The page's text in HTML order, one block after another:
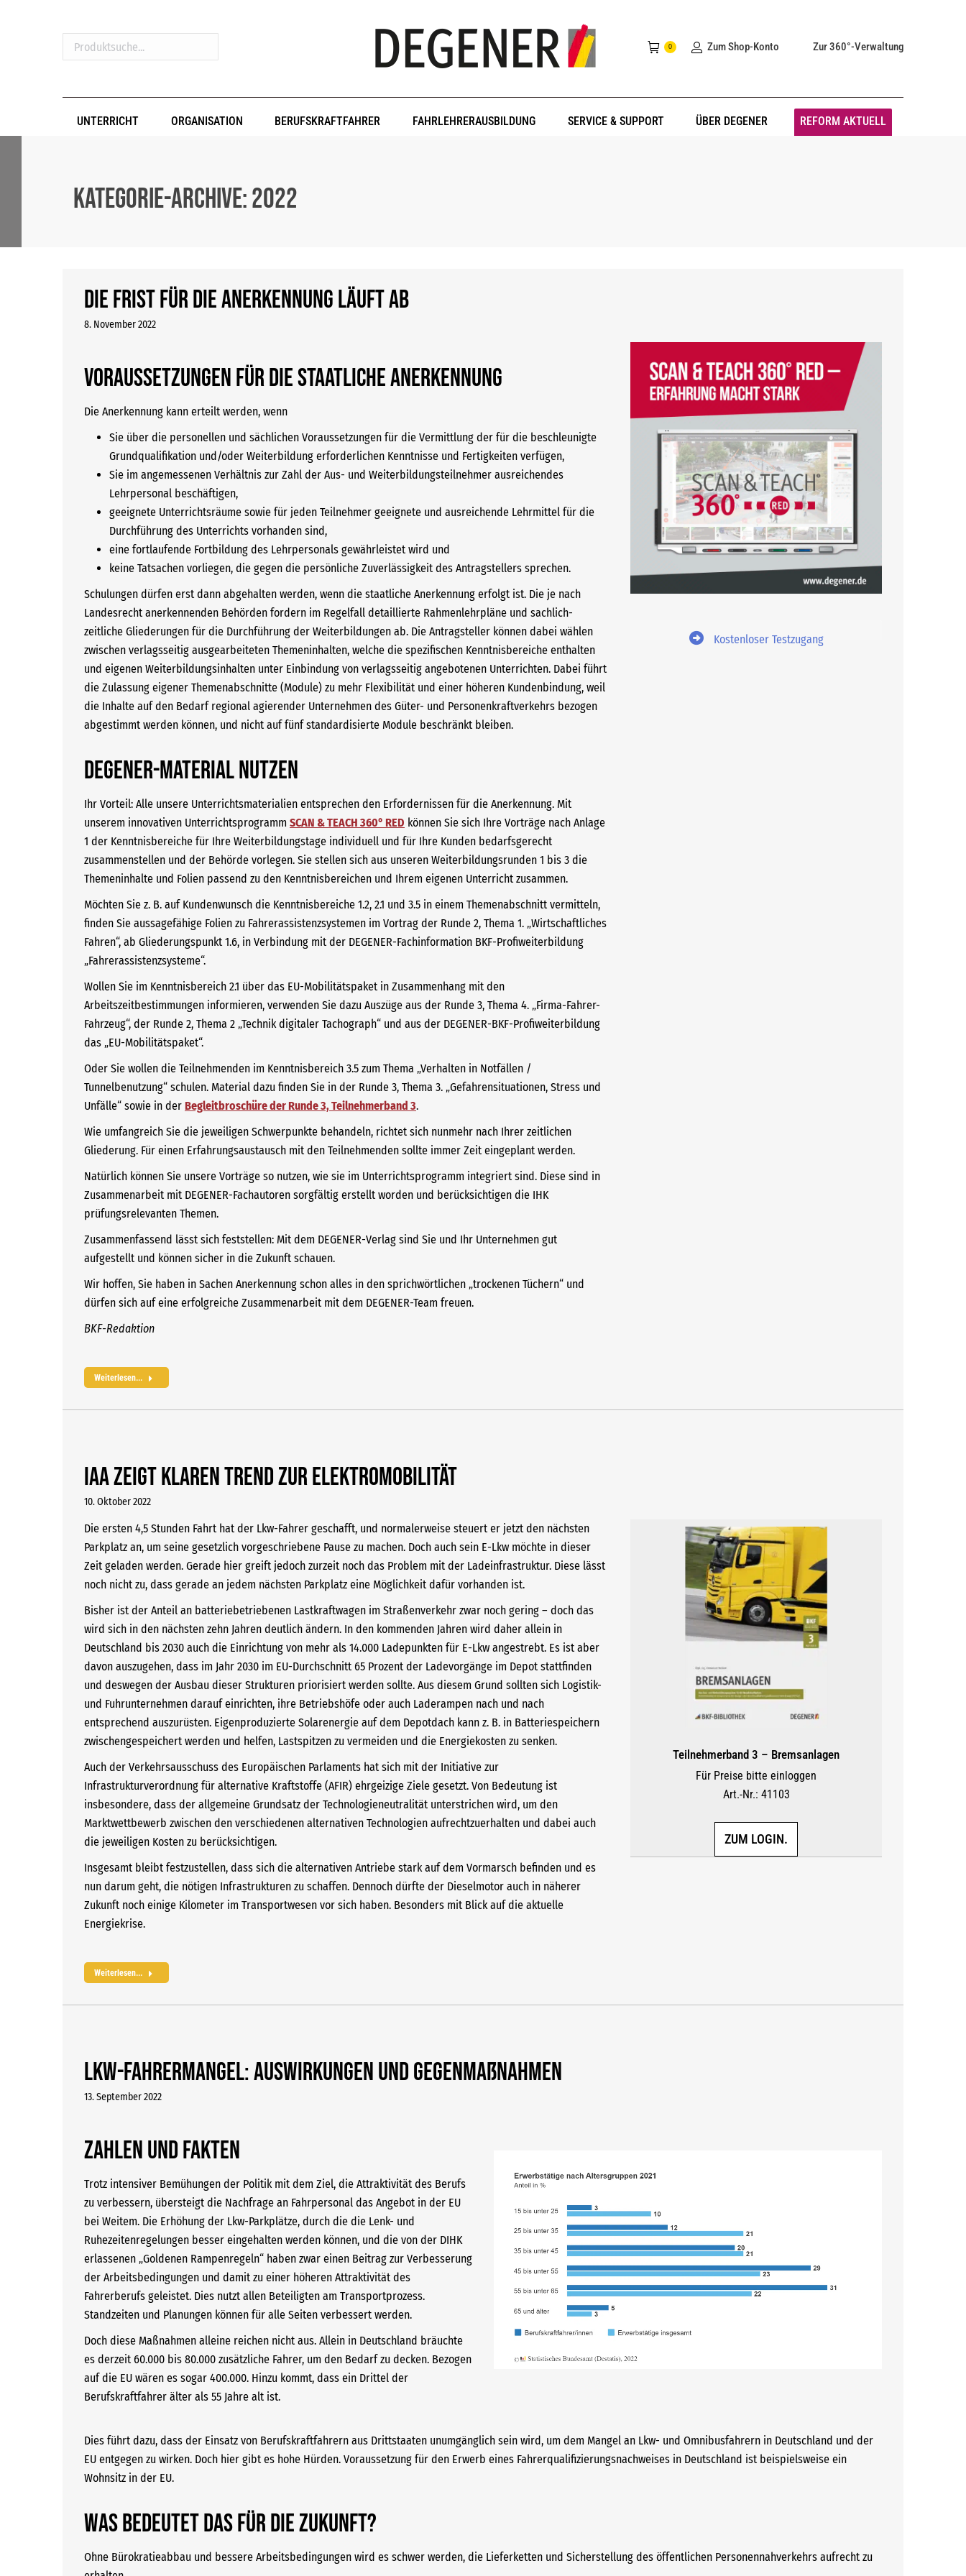
Produktsuche...
0 Zum Shop-Konto Zur 360°-Verwaltung
UNTERRICHT ORGANISATION BERUFSKRAFTFAHRER FAHRLEHRERAUSBILDUNG SERVICE & SUPPORT ÜBER DEGENER REFORM AKTUELL
Kategorie-Archive:2022
Die Frist für die Anerkennung läuft ab
8. November 2022
Voraussetzungen für die staatliche Anerkennung
Die Anerkennung kann erteilt werden, wenn
Sie über die personellen und sächlichen Voraussetzungen für die Vermittlung der für die beschleunigte
Grundqualifikation und/oder Weiterbildung erforderlichen Kenntnisse und Fertigkeiten verfügen,
Sie im angemessenen Verhältnis zur Zahl der Aus- und Weiterbildungsteilnehmer ausreichendes
Lehrpersonal beschäftigen,
geeignete Unterrichtsräume sowie für jeden Teilnehmer geeignete und ausreichende Lehrmittel für die
Durchführung des Unterrichts vorhanden sind,
eine fortlaufende Fortbildung des Lehrpersonals gewährleistet wird und
keine Tatsachen vorliegen, die gegen die persönliche Zuverlässigkeit des Antragstellers sprechen.
Schulungen dürfen erst dann abgehalten werden, wenn die staatliche Anerkennung erfolgt ist. Die je nach
Landesrecht anerkennenden Behörden fordern im Regelfall detaillierte Rahmenlehrpläne und sachlich-
zeitliche Gliederungen für die Durchführung der Weiterbildungen ab. Die Antragsteller können dabei wählen
zwischen verlagsseitig ausgearbeiteten Themeninhalten, welche die spezifischen Kenntnisbereiche enthalten
und eigenen Weiterbildungsinhalten unter Einbindung von verlagsseitig angebotenen Unterrichten. Dabei führt
die Zulassung eigener Themenabschnitte (Module) zu mehr Flexibilität und einer höheren Kundenbindung, weil
die Inhalte auf den Bedarf regional agierender Unternehmen des Güter- und Personenkraftverkehrs bezogen
abgestimmt werden können, und nicht auf fünf standardisierte Module beschränkt bleiben.
DEGENER-Material nutzen
Ihr Vorteil: Alle unsere Unterrichtsmaterialien entsprechen den Erfordernissen für die Anerkennung. Mit
unserem innovativen Unterrichtsprogramm SCAN & TEACH 360° RED können Sie sich Ihre Vorträge nach Anlage
1 der Kenntnisbereiche für Ihre Weiterbildungstage individuell und für Ihre Kunden bedarfsgerecht
zusammenstellen und der Behörde vorlegen. Sie stellen sich aus unseren Weiterbildungsrunden 1 bis 3 die
Themeninhalte und Folien passend zu den Kenntnisbereichen und Ihrem eigenen Unterricht zusammen.
Möchten Sie z. B. auf Kundenwunsch die Kenntnisbereiche 1.2, 2.1 und 3.5 in einem Themenabschnitt vermitteln,
finden Sie aussagefähige Folien zu Fahrerassistenzsystemen im Vortrag der Runde 2, Thema 1. „Wirtschaftliches
Fahren“, ab Gliederungspunkt 1.6, in Verbindung mit der DEGENER-Fachinformation BKF-Profiweiterbildung
„Fahrerassistenzsysteme“.
Wollen Sie im Kenntnisbereich 2.1 über das EU-Mobilitätspaket in Zusammenhang mit den
Arbeitszeitbestimmungen informieren, verwenden Sie dazu Auszüge aus der Runde 3, Thema 4. „Firma-Fahrer-
Fahrzeug“, der Runde 2, Thema 2 „Technik digitaler Tachograph“ und aus der DEGENER-BKF-Profiweiterbildung
das „EU-Mobilitätspaket“.
Oder Sie wollen die Teilnehmenden im Kenntnisbereich 3.5 zum Thema „Verhalten in Notfällen /
Tunnelbenutzung“ schulen. Material dazu finden Sie in der Runde 3, Thema 3. „Gefahrensituationen, Stress und
Unfälle“ sowie in der Begleitbroschüre der Runde 3, Teilnehmerband 3.
Wie umfangreich Sie die jeweiligen Schwerpunkte behandeln, richtet sich nunmehr nach Ihrer zeitlichen
Gliederung. Für einen Erfahrungsaustausch mit den Teilnehmenden sollte immer Zeit eingeplant werden.
Natürlich können Sie unsere Vorträge so nutzen, wie sie im Unterrichtsprogramm integriert sind. Diese sind in
Zusammenarbeit mit DEGENER-Fachautoren sorgfältig erstellt worden und berücksichtigen die IHK
prüfungsrelevanten Themen.
Zusammenfassend lässt sich feststellen: Mit dem DEGENER-Verlag sind Sie und Ihr Unternehmen gut
aufgestellt und können sicher in die Zukunft schauen.
Wir hoffen, Sie haben in Sachen Anerkennung schon alles in den sprichwörtlichen „trockenen Tüchern“ und
dürfen sich auf eine erfolgreiche Zusammenarbeit mit dem DEGENER-Team freuen.
BKF-Redaktion
Kostenloser Testzugang
Weiterlesen...
IAA zeigt klaren Trend zur Elektromobilität
10. Oktober 2022
Die ersten 4,5 Stunden Fahrt hat der Lkw-Fahrer geschafft, und normalerweise steuert er jetzt den nächsten
Parkplatz an, um seine gesetzlich vorgeschriebene Pause zu machen. Doch auch sein E-Lkw möchte in dieser
Zeit geladen werden. Gerade hier greift jedoch zurzeit noch das Problem mit der Ladeinfrastruktur. Diese lässt
noch nicht zu, dass gerade an jedem nächsten Parkplatz eine Möglichkeit dafür vorhanden ist.
Bisher ist der Anteil an batteriebetriebenen Lastkraftwagen im Straßenverkehr zwar noch gering – doch das
wird sich in den nächsten zehn Jahren deutlich ändern. In den kommenden Jahren wird daher allein in
Deutschland bis 2030 auch die Einrichtung von mehr als 14.000 Ladepunkten für E-Lkw angestrebt. Es ist aber
davon auszugehen, dass im Jahr 2030 im EU-Durchschnitt 65 Prozent der Ladevorgänge im Depot stattfinden
und deswegen der Ausbau dieser Strukturen priorisiert werden sollte. Aus diesem Grund sollten sich Logistik-
und Fuhrunternehmen darauf einrichten, ihre Betriebshöfe oder auch Laderampen nach und nach
entsprechend auszurüsten. Eigenproduzierte Solarenergie auf dem Depotdach kann z. B. in Batteriespeichern
zwischengespeichert werden und helfen, Lastspitzen zu vermeiden und die Energiekosten zu senken.
Auch der Verkehrsausschuss des Europäischen Parlaments hat sich mit der Initiative zur
Infrastrukturverordnung für alternative Kraftstoffe (AFIR) ehrgeizige Ziele gesetzt. Von Bedeutung ist
insbesondere, dass der allgemeine Grundsatz der Technologieneutralität unterstrichen wird, um den
Marktwettbewerb zwischen den verschiedenen alternativen Technologien aufrechtzuerhalten und dabei auch
die jeweiligen Kosten zu berücksichtigen.
Insgesamt bleibt festzustellen, dass sich die alternativen Antriebe stark auf dem Vormarsch befinden und es
nun darum geht, die nötigen Infrastrukturen zu schaffen. Dennoch dürfte der Dieselmotor auch in näherer
Zukunft noch einige Kilometer im Transportwesen vor sich haben. Besonders mit Blick auf die aktuelle
Energiekrise.
Teilnehmerband 3 – Bremsanlagen
Für Preise bitte einloggen
Art.-Nr.: 41103
ZUM LOGIN.
Weiterlesen...
Lkw-Fahrermangel: Auswirkungen und Gegenmaßnahmen
13. September 2022
Zahlen und Fakten
Trotz intensiver Bemühungen der Politik mit dem Ziel, die Attraktivität des Berufs
zu verbessern, übersteigt die Nachfrage an Fahrpersonal das Angebot in der EU
bei Weitem. Die Erhöhung der Lkw-Parkplätze, durch die die Lenk- und
Ruhezeitenregelungen besser eingehalten werden können, und die von der DIHK
erlassenen „Goldenen Rampenregeln“ haben zwar einen Beitrag zur Verbesserung
der Arbeitsbedingungen und damit zu einer höheren Attraktivität des
Fahrerberufs geleistet. Dies nutzt allen Beteiligten am Transportprozess.
Standzeiten und Planungen können für alle Seiten verbessert werden.
Doch diese Maßnahmen alleine reichen nicht aus. Allein in Deutschland bräuchte
es derzeit 60.000 bis 80.000 zusätzliche Fahrer, um den Bedarf zu decken. Bezogen
auf die EU wären es sogar 400.000. Hinzu kommt, dass ein Drittel der
Berufskraftfahrer älter als 55 Jahre alt ist.
Dies führt dazu, dass der Einsatz von Berufskraftfahrern aus Drittstaaten unumgänglich sein wird, um dem Mangel an Lkw- und Omnibusfahrern in Deutschland und der
EU entgegen zu wirken. Doch hier gibt es hohe Hürden. Voraussetzung für den Erwerb eines Fahrerqualifizierungsnachweises in Deutschland ist beispielsweise ein
Wohnsitz in der EU.
Was bedeutet das für die Zukunft?
Ohne Bürokratieabbau und bessere Arbeitsbedingungen wird es schwer werden, die Lieferketten und Sicherstellung des öffentlichen Personennahverkehrs aufrecht zu